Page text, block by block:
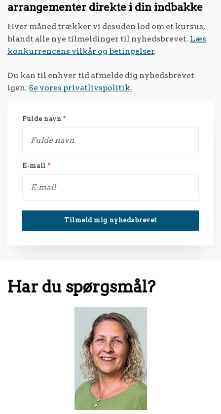
arrangementer direkte i din indbakke
Hver måned trækker vi desuden lod om et kursus,
blandt alle nye tilmeldinger til nyhedsbrevet. Læs
konkurrencens vilkår og betingelser.
Du kan til enhver tid afmelde dig nyhedsbrevet
igen. Se vores privatlivspolitik.
Fulde navn*
E-mail *
Har du spørgsmål?